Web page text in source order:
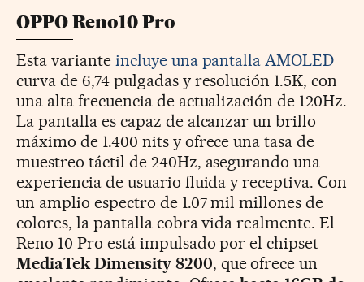
OPPO Reno10 Pro
Esta variante incluye una pantalla AMOLED
curva de 6,74 pulgadas y resolución 1.5K, con
una alta frecuencia de actualización de 120Hz.
La pantalla es capaz de alcanzar un brillo
máximo de 1.400 nits y ofrece una tasa de
muestreo táctil de 240Hz, asegurando una
experiencia de usuario fluida y receptiva. Con
un amplio espectro de 1.07 mil millones de
colores, la pantalla cobra vida realmente. El
Reno 10 Pro está impulsado por el chipset
MediaTek Dimensity 8200, que ofrece un